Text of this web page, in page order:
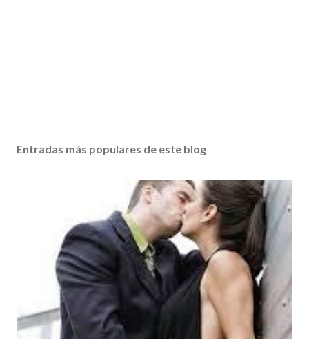
Entradas más populares de este blog